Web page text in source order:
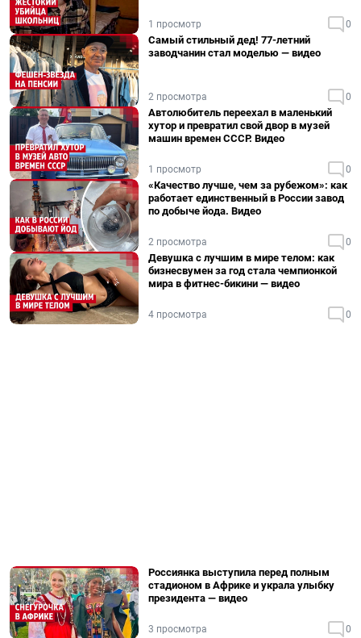
1 просмотр 0
Самый стильный дед! 77-летний
заводчанин стал моделью — видео
2 просмотра 0
Автолюбитель переехал в маленький
хутор и превратил свой двор в музей
машин времен СССР. Видео
1 просмотр 0
«Качество лучше, чем за рубежом»: как
работает единственный в России завод
по добыче йода. Видео
2 просмотра 0
Девушка с лучшим в мире телом: как
бизнесвумен за год стала чемпионкой
мира в фитнес-бикини — видео
4 просмотра 0
Россиянка выступила перед полным
стадионом в Африке и украла улыбку
президента — видео
3 просмотра 0